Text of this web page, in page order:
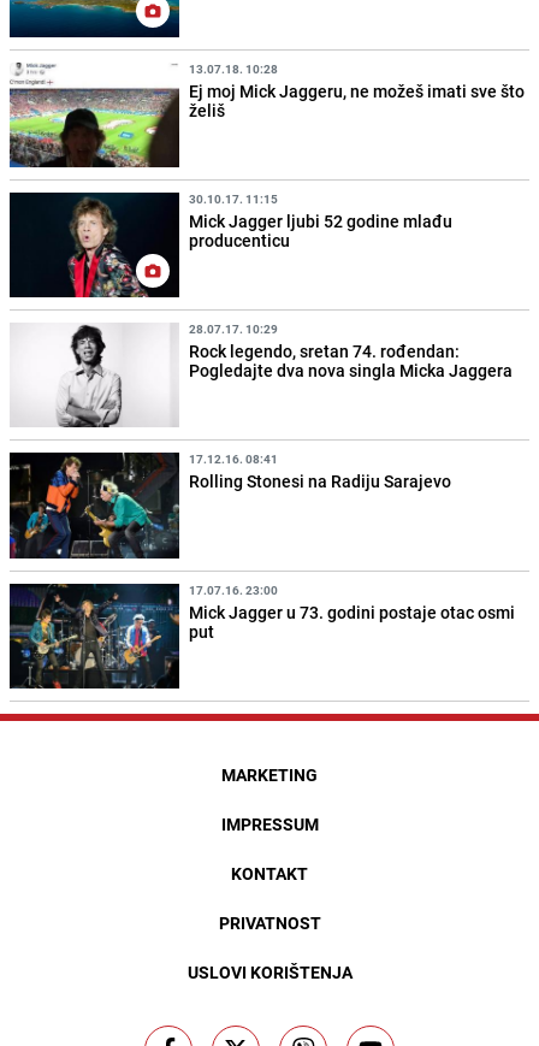
13.07.18. 10:28
Ej moj Mick Jaggeru, ne možeš imati sve što
želiš
30.10.17. 11:15
Mick Jagger ljubi 52 godine mlađu
producenticu
28.07.17. 10:29
Rock legendo, sretan 74. rođendan:
Pogledajte dva nova singla Micka Jaggera
17.12.16. 08:41
Rolling Stonesi na Radiju Sarajevo
17.07.16. 23:00
Mick Jagger u 73. godini postaje otac osmi
put
MARKETING
IMPRESSUM
KONTAKT
PRIVATNOST
USLOVI KORIŠTENJA